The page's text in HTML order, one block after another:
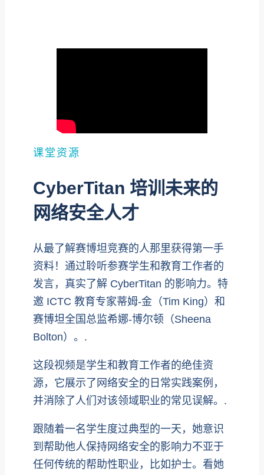
课堂资源
CyberTitan 培训未来的
网络安全人才
从最了解赛博坦竞赛的人那里获得第一手
资料！通过聆听参赛学生和教育工作者的
发言，真实了解 CyberTitan 的影响力。特
邀 ICTC 教育专家蒂姆-金（Tim King）和
赛博坦全国总监希娜-博尔顿（Sheena
Bolton）。.
这段视频是学生和教育工作者的绝佳资
源，它展示了网络安全的日常实践案例，
并消除了人们对该领域职业的常见误解。.
跟随着一名学生度过典型的一天，她意识
到帮助他人保持网络安全的影响力不亚于
任何传统的帮助性职业，比如护士。看她